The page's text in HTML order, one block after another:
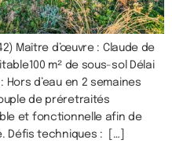
Maître d’œuvre : Claude de
m² de sous-sol Délai
d’eau en 2 semaines
de préretraités
et fonctionnelle afin de
Défis techniques : […]